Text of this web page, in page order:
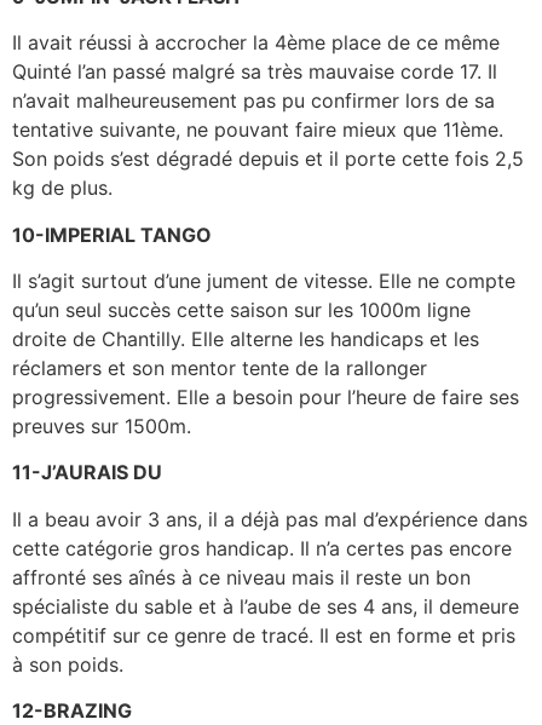
Il avait réussi à accrocher la 4ème place de ce même
Quinté l’an passé malgré sa très mauvaise corde 17. Il
n’avait malheureusement pas pu confirmer lors de sa
tentative suivante, ne pouvant faire mieux que 11ème.
Son poids s’est dégradé depuis et il porte cette fois 2,5
kg de plus.
10-IMPERIAL TANGO
Il s’agit surtout d’une jument de vitesse. Elle ne compte
qu’un seul succès cette saison sur les 1000m ligne
droite de Chantilly. Elle alterne les handicaps et les
réclamers et son mentor tente de la rallonger
progressivement. Elle a besoin pour l’heure de faire ses
preuves sur 1500m.
11-J’AURAIS DU
Il a beau avoir 3 ans, il a déjà pas mal d’expérience dans
cette catégorie gros handicap. Il n’a certes pas encore
affronté ses aînés à ce niveau mais il reste un bon
spécialiste du sable et à l’aube de ses 4 ans, il demeure
compétitif sur ce genre de tracé. Il est en forme et pris
à son poids.
12-BRAZING